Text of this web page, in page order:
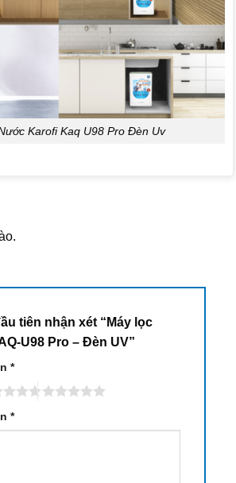
Karofi Kaq U98 Pro Đèn Uv
tiên nhận xét “Máy lọc
U98 Pro – Đèn UV”
*
*